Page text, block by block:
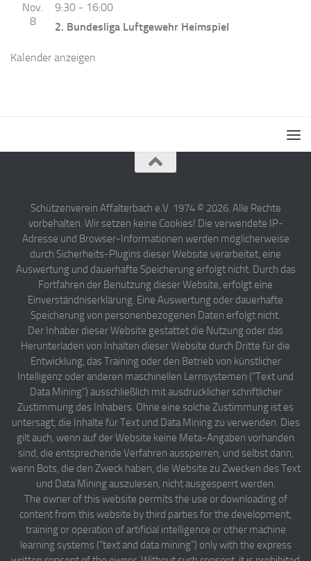
Nov.
8
9:30 - 16:00
2. Bundesliga Luftgewehr Heimspiel
Kalender anzeigen
Schützenverein Affalterbach e.V. 1974 © 2026. Alle Rechte
vorbehalten. Wir setzen keine Cookies! Die verwendete IP-
Adresse und Browser-Informationen werden möglicherweise
durch Sicherheits-Plugins dieser Website verarbeitet, eine
Auswertung und dauerhafte Speicherung erfolgt nicht. Durch das
Fortfahren der Benutzung dieser Website, erfolgt eine
Einverständniserklärung. Eine Auswertung oder dauerhafte
Speicherung von personenbezogenen Daten erfolgt nicht.
Der Inhaber dieser Website gestattet die Nutzung oder das
Herunterladen von Inhalten dieser Website durch Dritte für die
Entwicklung, das Training oder den Betrieb von künstlicher
Intelligenz oder anderen maschinellen Lernsystemen ("Text und
Data Mining") ausschließlich mit ausdrücklicher schriftlicher
Zustimmung des Inhabers. Ohne eine solche Zustimmung ist es
untersagt, die Inhalte für Text und Data Mining zu verwenden. Dies
gilt auch, wenn auf der Website keine Meta-Angaben vorhanden
sind, die entsprechende Verfahren aussperren, und selbst dann,
wenn Bots, die den Zweck haben, die Website zu Zwecken des Text
und Data Mining auszulesen, nicht ausgesperrt werden.
The owner of this website permits the use or downloading of
content from this website by third parties for the development,
training or operation of artificial intelligence or other machine
learning systems (“text and data mining”) only with the express